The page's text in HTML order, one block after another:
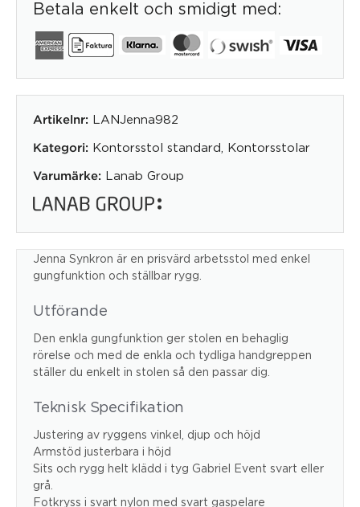
Betala enkelt och smidigt med:
Artikelnr: LANJenna982
Kategori: Kontorsstol standard Kontorsstolar
Varumärke: Lanab Group
Jenna Synkron är en prisvärd arbetsstol med enkel
gungfunktion och ställbar rygg.
Utförande
Den enkla gungfunktion ger stolen en behaglig
rörelse och med de enkla och tydliga handgreppen
ställer du enkelt in stolen så den passar dig.
Teknisk Specifikation
Justering av ryggens vinkel, djup och höjd
Armstöd justerbara i höjd
Sits och rygg helt klädd i tyg Gabriel Event svart eller
grå.
Fotkryss i svart nylon med svart gaspelare